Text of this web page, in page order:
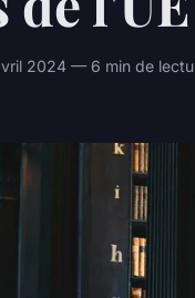
2024 — 6 min de